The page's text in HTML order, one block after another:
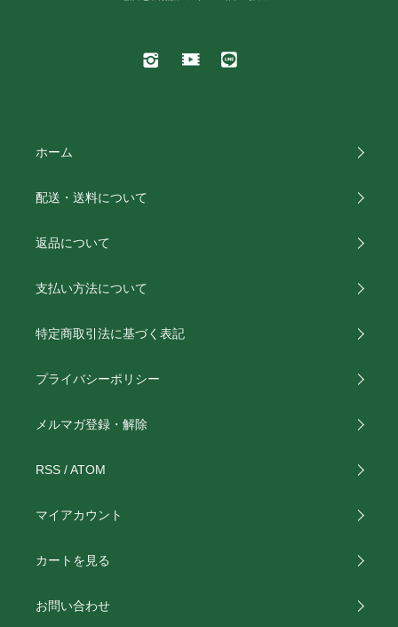
ホーム
配送・送料について
返品について
支払い方法について
特定商取引法に基づく表記
プライバシーポリシー
メルマガ登録・解除
RSS /ATOM
マイアカウント
カートを見る
お問い合わせ